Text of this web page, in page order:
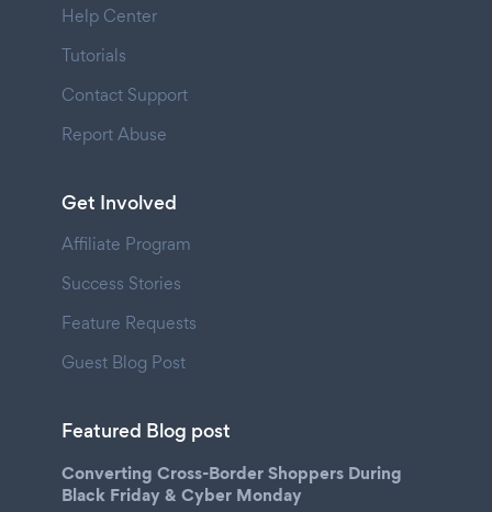
Help Center
Tutorials
Contact Support
Report Abuse
Get Involved
Affiliate Program
Success Stories
Feature Requests
Guest Blog Post
Featured Blog post
Converting Cross-Border Shoppers During
Black Friday & Cyber Monday